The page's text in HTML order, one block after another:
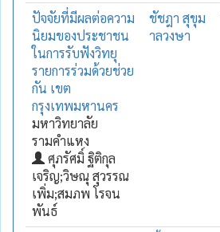
ปัจจัยที่มีผลต่อความ
นิยมของประชาชน
ในการรับฟังวิทยุ
รายการร่วมด้วยช่วย
กัน เขต
กรุงเทพมหานคร
มหาวิทยาลัย
รามคำแหง
ศุภรัศมิ์ ฐิติกุล
เจริญ;วิษณุ สุวรรณ
เพิ่ม;สมภพ โรจน
พันธ์
ชัชฎา สุขุม
าลวงษา